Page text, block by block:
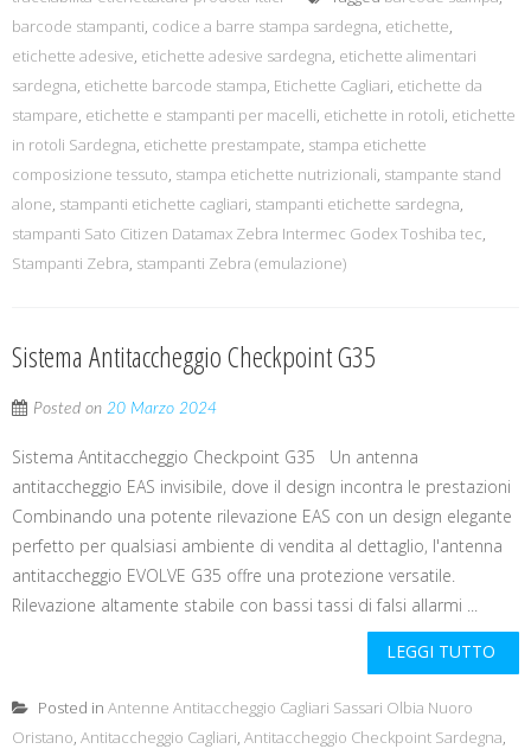
barcode stampanti, codice a barre stampa sardegna, etichette,
etichette adesive, etichette adesive sardegna, etichette alimentari
sardegna, etichette barcode stampa, Etichette Cagliari, etichette da
stampare, etichette e stampanti per macelli, etichette in rotoli, etichette
in rotoli Sardegna, etichette prestampate, stampa etichette
composizione tessuto, stampa etichette nutrizionali, stampante stand
alone, stampanti etichette cagliari, stampanti etichette sardegna,
stampanti Sato Citizen Datamax Zebra Intermec Godex Toshiba tec,
Stampanti Zebra, stampanti Zebra (emulazione)
Sistema Antitaccheggio Checkpoint G35
Posted on 20 Marzo 2024
Sistema Antitaccheggio Checkpoint G35 Un antenna
antitaccheggio EAS invisibile, dove il design incontra le prestazioni
Combinando una potente rilevazione EAS con un design elegante
perfetto per qualsiasi ambiente di vendita al dettaglio, l'antenna
antitaccheggio EVOLVE G35 offre una protezione versatile.
Rilevazione altamente stabile con bassi tassi di falsi allarmi ...
LEGGI TUTTO
Posted in Antenne Antitaccheggio Cagliari Sassari Olbia Nuoro
Oristano, Antitaccheggio Cagliari, Antitaccheggio Checkpoint Sardegna,